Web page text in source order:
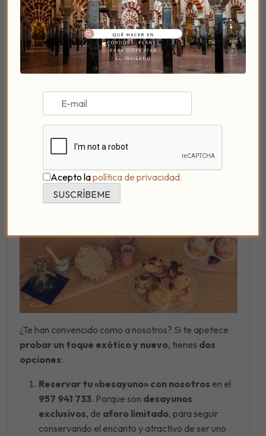
Arbonaida.
Reserva tu «besayuno»
o merienda o alójate
en Patio del Posadero
para experimentar
Arbonaida Esencias
¿Te han convencido como a nosotros? Si te apetece
probar un toque exótico y nuevo, tienes dos
opciones:
Reservar tu «besayuno» con nosotros en el
957 941 733. Porque son desayunos
exclusivos, de aforo limitado, para seguir
conservando el encanto y atractivo de ser uno
Acepto lapolítica de privacidad.